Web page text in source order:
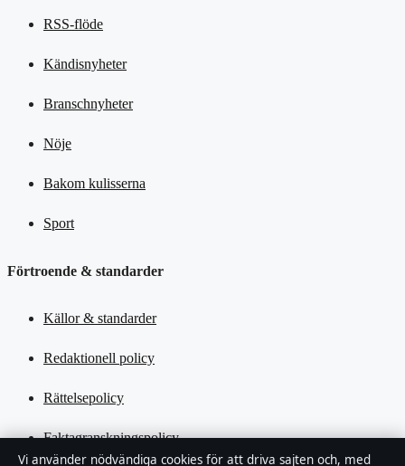
RSS-flöde
Kändisnyheter
Branschnyheter
Nöje
Bakom kulisserna
Sport
Förtroende & standarder
Källor & standarder
Redaktionell policy
Rättelsepolicy
Faktagranskningspolicy
Vi använder nödvändiga cookies för att driva sajten och, med